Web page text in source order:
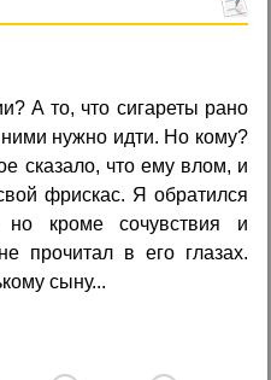
А то, что сигареты рано
нужно идти. Но кому?
сказало, что ему влом, и
фрискас. Я обратился
но кроме сочувствия и
прочитал в его глазах.
сыну...